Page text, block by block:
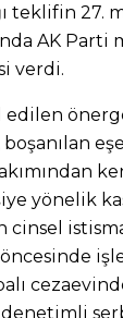
teklifin 27.
AK
verdi.
yönelik